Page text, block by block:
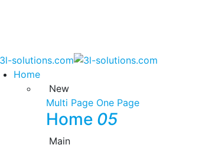
Home
New
Multi Page One Page
Home 05
Main